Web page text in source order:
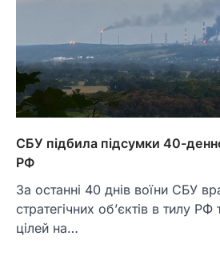
СБУ підбила підсумки 40-
РФ
За останні 40 днів воїни СБУ
стратегічних об’єктів в тилу
цілей на…